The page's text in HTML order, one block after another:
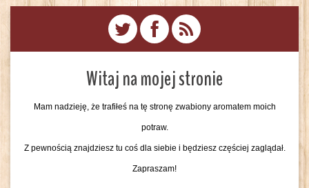
Witaj na mojej stronie
Mam nadzieję, że trafiłeś na tę stronę zwabiony aromatem moich
potraw.
Z pewnością znajdziesz tu coś dla siebie i będziesz częściej zaglądał.
Zapraszam!